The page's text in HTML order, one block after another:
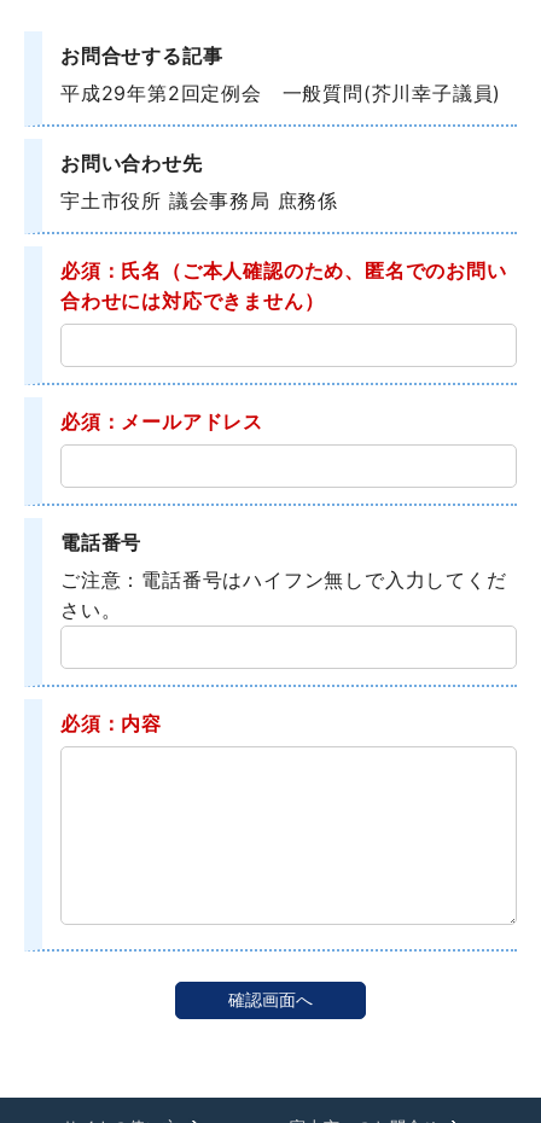
お問合せする記事
平成29年第2回定例会 一般質問(芥川幸子議員)
お問い合わせ先
宇土市役所 議会事務局 庶務係
必須：氏名
（ご本人確認のため、匿名でのお問い
合わせには対応できません）
必須：メールアドレス
電話番号
ご注意：電話番号はハイフン無しで入力してくだ
さい。
必須：内容